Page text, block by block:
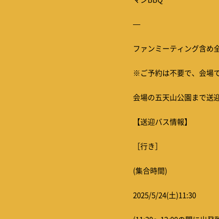
—
ファンミーティング含め
※ご予約は不要で、会場
会場の五天山公園まで送
【送迎バス情報】
［行き］
(集合時間)
2025/5/24(土)11:30